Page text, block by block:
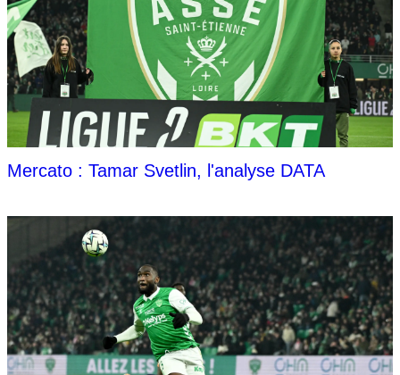
Mercato : Tamar Svetlin, l'analyse DATA